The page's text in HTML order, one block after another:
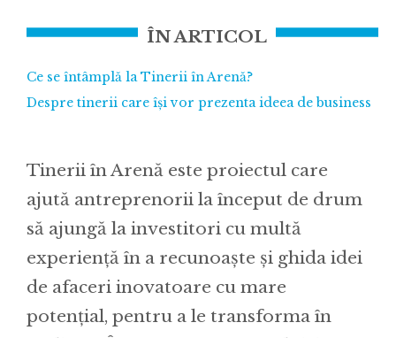
ÎN ARTICOL
Ce se întâmplă la Tinerii în Arenă?
Despre tinerii care își vor prezenta ideea de business
Tinerii în Arenă este proiectul care
ajută antreprenorii la început de drum
să ajungă la investitori cu multă
experiență în a recunoaște și ghida idei
de afaceri inovatoare cu mare
potențial, pentru a le transforma în